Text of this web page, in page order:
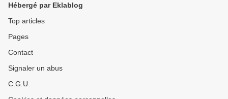
español
Hébergé par Eklablog
Top articles
Pages
Contact
Signaler un abus
C.G.U.